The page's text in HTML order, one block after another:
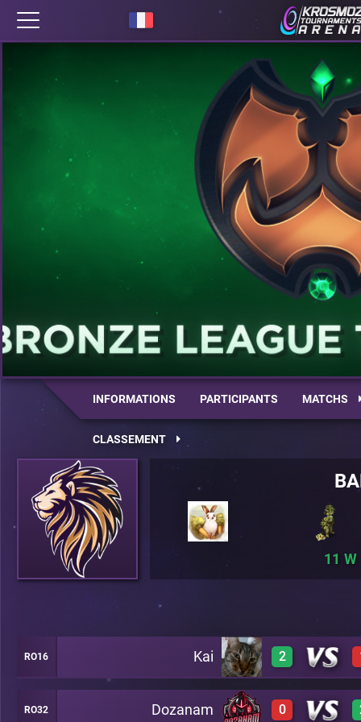
INFORMATIONS PARTICIPANTS MATCHS
CLASSEMENT
11
RO16 Kai 2
3 A26
RO32 Dozanam 0